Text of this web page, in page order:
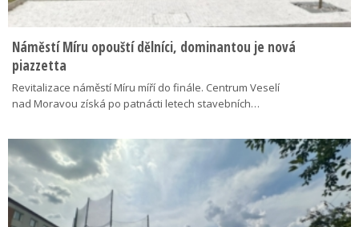
Náměstí Míru opouští dělníci, dominantou je nová
piazzetta
Revitalizace náměstí Míru míří do finále. Centrum Veselí
nad Moravou získá po patnácti letech stavebních…